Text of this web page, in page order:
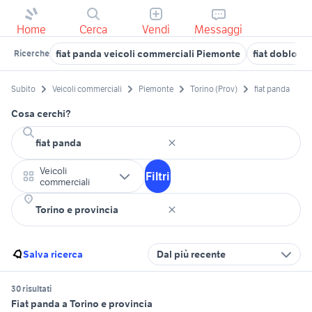
Home Cerca Vendi Messaggi
Ricerche fiat panda veicoli commerciali Piemonte fiat doblo
Subito Veicoli commerciali Piemonte Torino (Prov) fiat panda
Cosa cerchi?
Veicoli
commerciali
Filtri
Salva ricerca Dal più recente
30 risultati
Fiat panda a Torino e provincia